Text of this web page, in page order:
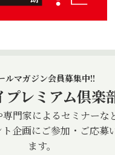
ルマガジン会員募集中!!
プレミアム倶楽
門家によるセミナーな
ト企画にご参加・ご応募
ます。